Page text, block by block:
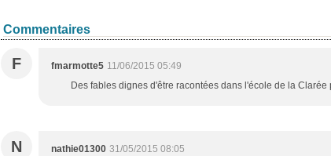
Commentaires
F fmarmotte5 11/06/2015 05:49
Des fables dignes d'être racontées dans l'école de la
N nathie01300 31/05/2015 08:05